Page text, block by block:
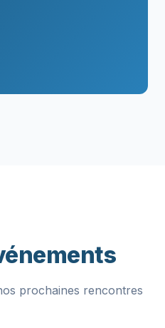
prochaines rencontres